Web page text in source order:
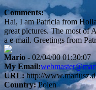
Comments:
Hai, I am Patricia from
great pictures. The most of
a e-mail. Greetings from
Mario - 02/04/00 01:30:07
My Email:
URL:http://
Country:Polen